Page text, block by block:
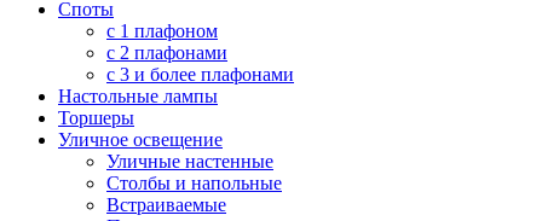
Споты
с 1 плафоном
с 2 плафонами
с 3 и более плафонами
Настольные лампы
Торшеры
Уличное освещение
Уличные настенные
Столбы и напольные
Встраиваемые